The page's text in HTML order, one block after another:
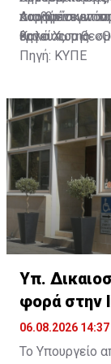
κοινωνία για
θητείας της.
που
παραμένουν
έργου του
Διαβάστε
Καλό Χωριό:
Πηγή: ΚΥΠΕ
Υπ.
φορά στην
06.08.2026 14:37
Το Υπουργείο